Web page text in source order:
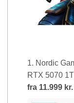
1. Nordic
RTX 5070
fra 11.999 kr.